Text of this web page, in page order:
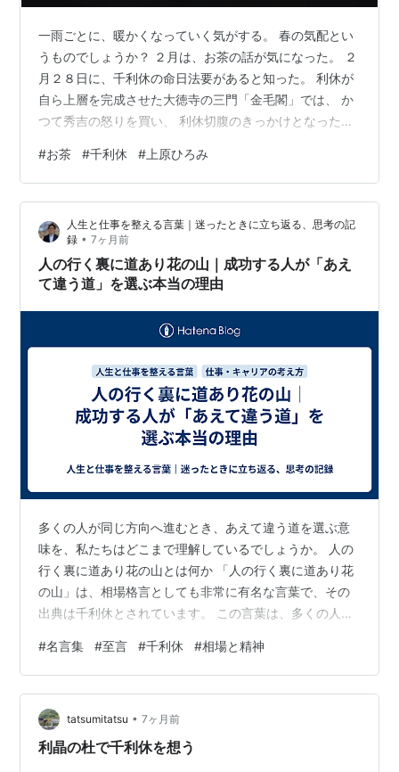
一雨ごとに、暖かくなっていく気がする。 春の気配とい
うものでしょうか？ ２月は、お茶の話が気になった。 ２
月２８日に、千利休の命日法要があると知った。 利休が
自ら上層を完成させた大徳寺の三門「金毛閣」では、 か
つて秀吉の怒りを買い、 利休切腹のきっかけとなった
は１５９１年に亡くなっているから、 ４００年以上置い
てあることになる。 その利休像は、史上初めて、寺の外
部に持ち出して修理を施すそうだ。 今回の法要はそれに
あわせた法要で茶道三千家が、献茶する。 とても静かで
厳かなのでしょうね。 想像しただけで、ピリッとする。
一方、よく利用するスーパ…
#お茶 #千利休 #上原ひろみ
人生と仕事を整える言葉｜迷ったときに立ち返る、思考の記
録 • 7ヶ月前
人の行く裏に道あり花の山｜成功する人が「あえ
て違う道」を選ぶ本当の理由
多くの人が同じ方向へ進むとき、あえて違う道を選ぶ意
味を、私たちはどこまで理解しているでしょうか。 人の
行く裏に道あり花の山とは何か 「人の行く裏に道あり花
の山」は、相場格言としても非常に有名な言葉で、その
出典は千利休とされています。 この言葉は、多くの人が
あることを示唆しています。 一般的には上の句だけが知
られていますが、実はこの言葉には続きがあります。
「人の行く裏に道あり花の山、いずれを行くも散らぬ間
に行け」 ここには、成功の本質が凝縮されています。そ
れは「違う道を選ぶ勇気」と同時に、「時を読む力」が
#名言集 #至言 #千利休 #相場と精神
tatsumitatsu • 7ヶ月前
利晶の杜で千利休を想う